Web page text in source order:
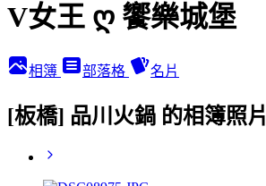
V女王 ღ 饗樂城堡
相簿 部落格 名片
[板橋] 品川火鍋 的相簿照片